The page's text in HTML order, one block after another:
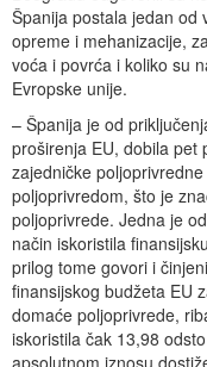
Španija postala jedan od
opreme i mehanizacije,
voća i povrća i koliko su
Evropske unije.
– Španija je od
proširenja EU, dobila pet
zajedničke
poljoprivredom, što je
poljoprivrede. Jedna je
način iskoristila
prilog tome govori i
finansijskog budžeta EU
domaće poljoprivrede,
iskoristila čak 13,98
apsolutnom iznosu